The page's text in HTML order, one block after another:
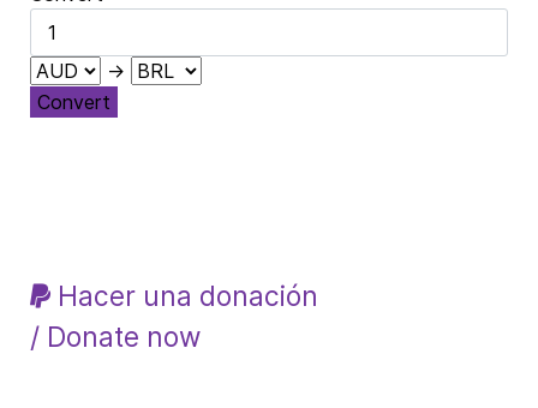
→
Convert
Hacer una donación
/ Donate now